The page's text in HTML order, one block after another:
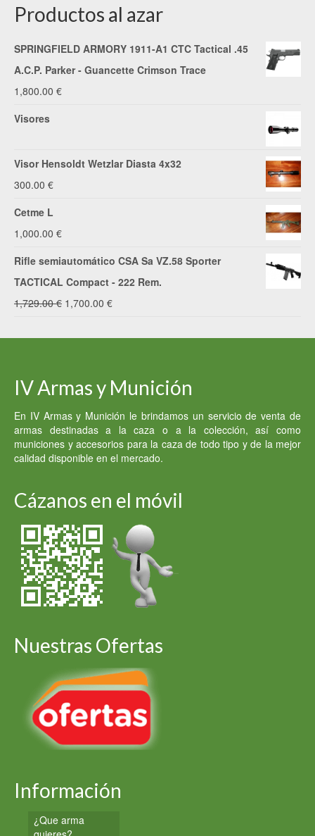
Productos al azar
SPRINGFIELD ARMORY 1911-A1 CTC Tactical .45
A.C.P. Parker - Guancette Crimson Trace
1,800.00 €
Visores
Visor Hensoldt Wetzlar Diasta 4x32
300.00 €
Cetme L
1,000.00 €
Rifle semiautomático CSA Sa VZ.58 Sporter
TACTICAL Compact - 222 Rem.
1,729.00€ El
1,729.00 €.
1,700.00 €El
1,700.00 €.
IV Armas y Munición
En IV Armas y Munición le brindamos un servicio de venta de
armas destinadas a la caza o a la colección, así como
municiones y accesorios para la caza de todo tipo y de la mejor
calidad disponible en el mercado.
Cázanos en el móvil
Nuestras Ofertas
Información
¿Que arma